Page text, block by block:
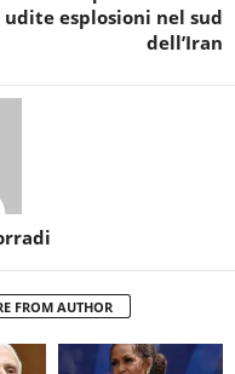
udite esplosioni nel sud
dell’Iran
FROM AUTHOR